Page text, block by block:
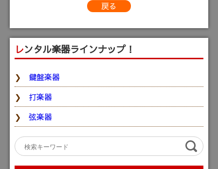
戻る
レンタル楽器ラインナップ！
鍵盤楽器
打楽器
弦楽器